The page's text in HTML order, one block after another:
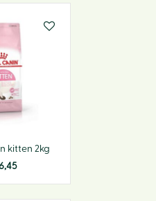
kitten 2kg
,45